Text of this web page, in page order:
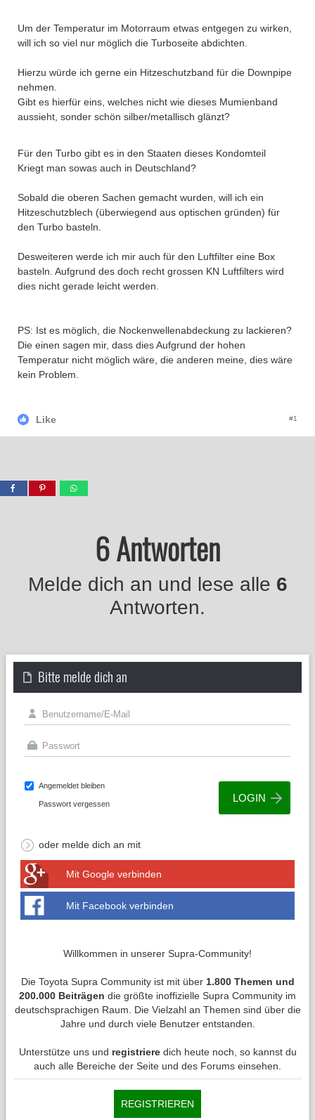
Um der Temperatur im Motorraum etwas entgegen zu wirken,
will ich so viel nur möglich die Turboseite abdichten.
Hierzu würde ich gerne ein Hitzeschutzband für die Downpipe
nehmen.
Gibt es hierfür eins, welches nicht wie dieses Mumienband
aussieht, sonder schön silber/metallisch glänzt?
Für den Turbo gibt es in den Staaten dieses Kondomteil
Kriegt man sowas auch in Deutschland?
Sobald die oberen Sachen gemacht wurden, will ich ein
Hitzeschutzblech (überwiegend aus optischen gründen) für
den Turbo basteln.
Desweiteren werde ich mir auch für den Luftfilter eine Box
basteln. Aufgrund des doch recht grossen KN Luftfilters wird
dies nicht gerade leicht werden.
PS: Ist es möglich, die Nockenwellenabdeckung zu lackieren?
Die einen sagen mir, dass dies Aufgrund der hohen
Temperatur nicht möglich wäre, die anderen meine, dies wäre
kein Problem.
Like #1
6 Antworten
Melde dich an und lese alle 6
Antworten.
Bitte melde dich an
Angemeldet bleiben
Passwort vergessen
oder melde dich an mit
Mit Google verbinden
Mit Facebook verbinden
Willkommen in unserer Supra-Community!
Die Toyota Supra Community ist mit über 1.800 Themen und
200.000 Beiträgen die größte inoffizielle Supra Community im
deutschsprachigen Raum. Die Vielzahl an Themen sind über die
Jahre und durch viele Benutzer entstanden.
Unterstütze uns und registrieredich heute noch, so kannst du
auch alle Bereiche der Seite und des Forums einsehen.
REGISTRIEREN